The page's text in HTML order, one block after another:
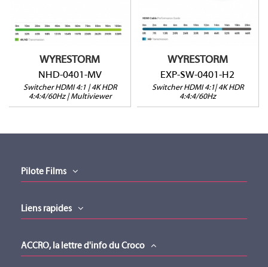
WYRESTORM
NHD-0401-MV
Switcher HDMI 4:1 | 4K HDR
4:4:4/60Hz | Multiviewer
WYRESTORM
EXP-SW-0401-H2
Switcher HDMI 4:1| 4K HDR
4:4:4/60Hz
Pilote Films
Liens rapides
ACCRO, la lettre d'info du Croco